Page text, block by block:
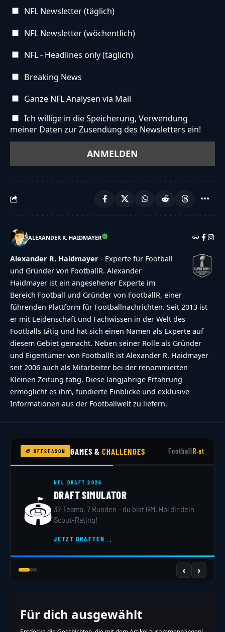
maximal {max_answers_allowed} Antworten
w\u00e4hlen.","no-answer-for-other":"No other
answer entered","no-value-for-custom-field":"
{custom_field_name} is required","consent-not-
checked":"You must agree to our terms and
conditions","no-captcha-selected":"Captcha is
nicht m\u00f6glich","not-allowed-by-
block":"Abstimmen nicht m\u00f6glich","not-
allowed-by-limit":"Abstimmen nicht
m\u00f6glich","thank-you":"TOUCHDOWN!!!
Vielen Dank f\u00fcr deine Teilnahme!","too-
many-chars-for-custom-field":"Text for
{custom_field_name} is too long"},"results":
{"single-vote":"Stimme","multiple-
votes":"Stimmen","single-
answer":"Antwort","multiple-
pick\/brock-purdy-vernichtet-
mrirrelevantstatus-bucs"}
NFL Newsletter (täglich)
NFL Newsletter (wöchentlich)
NFL - Headlines only (täglich)
Breaking News
Ganze NFL Analysen via Mail
Ich willige in die Speicherung, Verwendung
meiner Daten zur Zusendung des Newsletters ein!
ALEXANDER R. HAIDMAYER
Alexander R. Haidmayer - Experte für Football
und Gründer von FootballR. Alexander
Haidmayer ist ein angesehener Experte im
Bereich Football und Gründer von FootballR, einer
führenden Plattform für Footballnachrichten. Seit 2013 ist
er mit Leidenschaft und Fachwissen in der Welt des
Footballs tätig und hat sich einen Namen als Experte auf
diesem Gebiet gemacht. Neben seiner Rolle als Gründer
und Eigentümer von FootballR ist Alexander R. Haidmayer
seit 2006 auch als Mitarbeiter bei der renommierten
Kleinen Zeitung tätig. Diese langjährige Erfahrung
ermöglicht es ihm, fundierte Einblicke und exklusive
Informationen aus der Footballwelt zu liefern.
🏈 OFFSEASON GAMES &CHALLENGES FootballR.at
🏟️
NFL DRAFT 2026
DRAFT SIMULATOR
32 Teams, 7 Runden – du bist GM. Hol dir dein
Scout-Rating!
JETZT DRAFTEN →
‹ ›
Für dich ausgewählt